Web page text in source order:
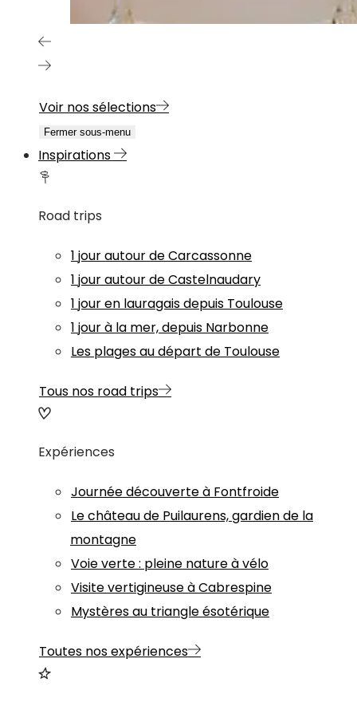
Voir nos sélections
Fermer sous-menu
Inspirations
Road trips
1 jour autour de Carcassonne
1 jour autour de Castelnaudary
1 jour en lauragais depuis Toulouse
1 jour à la mer, depuis Narbonne
Les plages au départ de Toulouse
Tous nos road trips
Expériences
Journée découverte à Fontfroide
Le château de Puilaurens, gardien de la
montagne
Voie verte : pleine nature à vélo
Visite vertigineuse à Cabrespine
Mystères au triangle ésotérique
Toutes nos expériences